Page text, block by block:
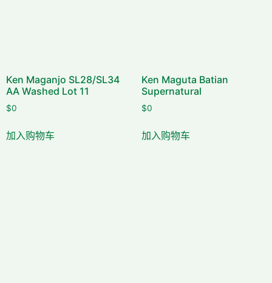
Ken Maganjo SL28/SL34
AA Washed Lot 11
$0
加入购物车
Ken Maguta Batian
Supernatural
$0
加入购物车